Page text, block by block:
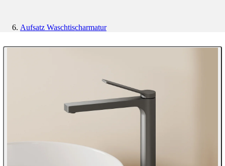
Aufsatz Waschtischarmatur